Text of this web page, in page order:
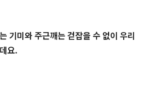
기미와 주근깨는 걷잡을 수 없이 우리
요.